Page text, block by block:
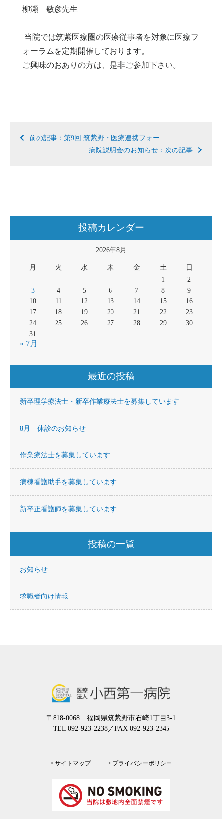
柳瀬 敏彦先生
当院では筑紫医療圏の医療従事者を対象に医療フ
ォーラムを定期開催しております。
ご興味のおありの方は、是非ご参加下さい。
前の記事：第9回 筑紫野・医療連携フォー...
病院説明会のお知らせ：次の記事
投稿カレンダー
2026年8月
月 火 水 木 金 土
日
1
2
3
4 5 6 7 8
9
10
11 12 13 14 15
16
17
18 19 20 21 22
23
24
25 26 27 28 29
30
31
« 7月
最近の投稿
新卒理学療法士・新卒作業療法士を募集しています
8月 休診のお知らせ
作業療法士を募集しています
病棟看護助手を募集しています
新卒正看護師を募集しています
投稿の一覧
お知らせ
求職者向け情報
〒818-0068 福岡県筑紫野市石崎1丁目3-1
TEL 092-923-2238／FAX 092-923-2345
> サイトマップ > プライバシーポリシー